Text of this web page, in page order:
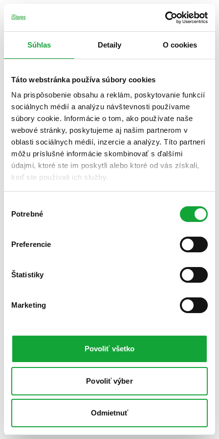
Súhlas Detaily O cookies
Táto webstránka používa súbory cookies
Na prispôsobenie obsahu a reklám, poskytovanie funkcií
sociálnych médií a analýzu návštevnosti používame
súbory cookie. Informácie o tom, ako používate naše
webové stránky, poskytujeme aj našim partnerom v
oblasti sociálnych médií, inzercie a analýzy. Títo partneri
môžu príslušné informácie skombinovať s ďalšími
údajmi, ktoré ste im poskytli alebo ktoré od vás získali,
keď ste používali ich služby.
súhlasu
Potrebné
Preferencie
Štatistiky
Marketing
Povoliť všetko
Povoliť výber
Odmietnuť